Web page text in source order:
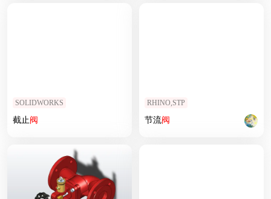
SOLIDWORKS
截止阀
RHINO,STP
节流阀